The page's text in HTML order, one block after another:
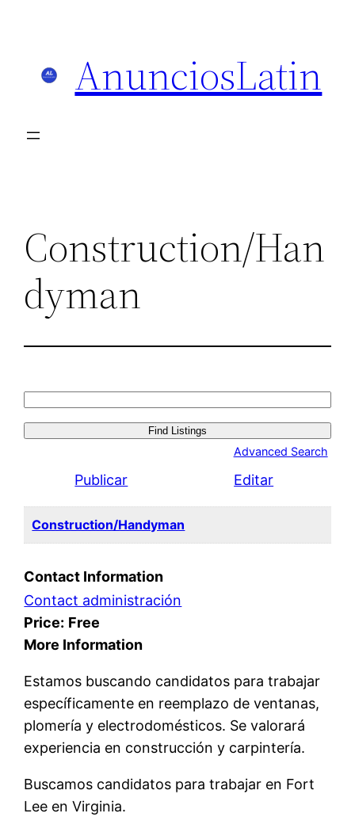
AnunciosLatin
Construction/Han
dyman
Search
for:
Advanced Search
Publicar Editar
Construction/Handyman
Contact Information
Contact administración
Price: Free
More Information
Estamos buscando candidatos para trabajar
específicamente en reemplazo de ventanas,
plomería y electrodomésticos. Se valorará
experiencia en construcción y carpintería.
Buscamos candidatos para trabajar en Fort
Lee en Virginia.